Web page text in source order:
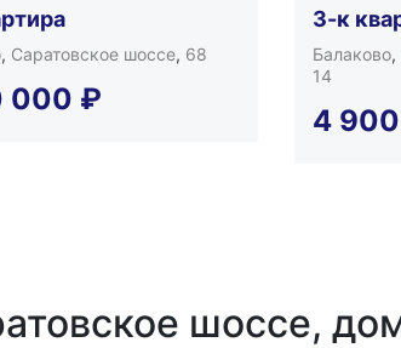
, Саратовское шоссе, 68
000 ₽
3-к
Балаково,
14
4
шоссе,